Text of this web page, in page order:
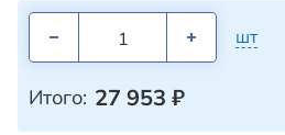
шт
Итого: 27 953 ₽